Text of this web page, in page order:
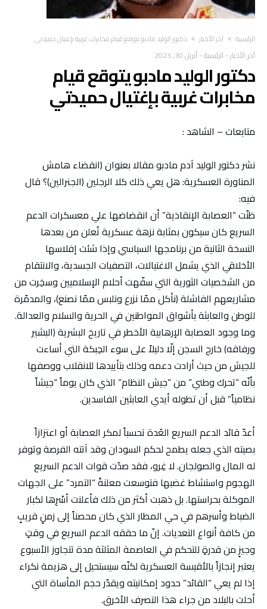
‫الرئيسية‬ آخر الأخبار دكتور الوليد مادبو يتوقع قيام مخابرات غربية بإغتيال حميدتي
آخر الأخبار- الرئيسية-أبريل 30, 2023
دكتور الوليد مادبو يتوقع قيام
مخابرات غربية بإغتيال حميدتي
متابعات – الشاهد :
نشر دكتور الوليد آدم مادبو مقالا بعنوان (انقضاء هامش
المناورة العسكرية: هل يعي ذلك كلا الرجلين (الجنرالين)؟ قال
فيه:
ظنّت “العصابة الإنقاذية” أن انقضاضها علي معسكرات الدعم
السريع كان سيكون بمثابة نزهة عسكرية تُعلن من بعدها
النسخة الثانية من برنامجها السياسي وإذا شئت إفلاسها
الأخلاقي الذي يشمل الاغتيالات، التصفيات الجسدية، والانتقام
من الشخصيات الثورية التي سفّهت أحلام الإسلاميين وسخِرت من
مشاريعهم الفاشلة (نأكل ممّا نزرع ونلبس ممّا نصنع)، والمدمّرة
للوطن والعابثة بأشواق المواطنين في الحرية والسلام والعدالة.
وما وجود العصابة الإرهابية الأخطر في تاريخ البشرية (البشير
ورفاقه) خارج السجن إلّا دليلاً على سوء الحِبكة التي أساءت
للجيش من حيث أرادت دعمه وذلك بتأييدها للانقلاب ووصفها
بأنّه “تحرك وطني” من “جيش النظام” الذي كان يوماً “جيشاً
نظامياً” قبل أن تطوله أيدي العابثين الفاسدين.
أعدّ قائد الدعم السريع العُدة تحسباً لمكر العصابة أو اعتزازاً
بصيته الذي جعله يطمح لحكم السودان وقد آتته الفرصة وتوفر
له المال والصولجان. لا غِرو، فقد صدّت قوات الدعم السريع
الهجوم واستشاط غضبها فتوسعت معلنةً “التمرد” على الجهات
الموكلة بحراستها. بل ذهبت أكثر من ذلك فأعلنت أسْرِها لكبار
الضباط وأسرهم في حي المطار الذي كان محصناً إلى زمنٍ قريبٍ
من كافة أنواع التعديات. إنّ ما حققه الدعم السريع في وقتٍ
وجيزٍ من قدرةٍ للتحكم في العاصمة المثلثة مدة تتجاوز الأسبوع
يعتبر إنجازاً بالأقيسة العسكرية لكنّه سيستحيل إلى هزيمة نكراء
إذا لم يعي “القائد” حدود إمكانيته ويقدّر حجم المأساة التي
أحلت بالبلاد من جراء هذا التصرف الأخرق.